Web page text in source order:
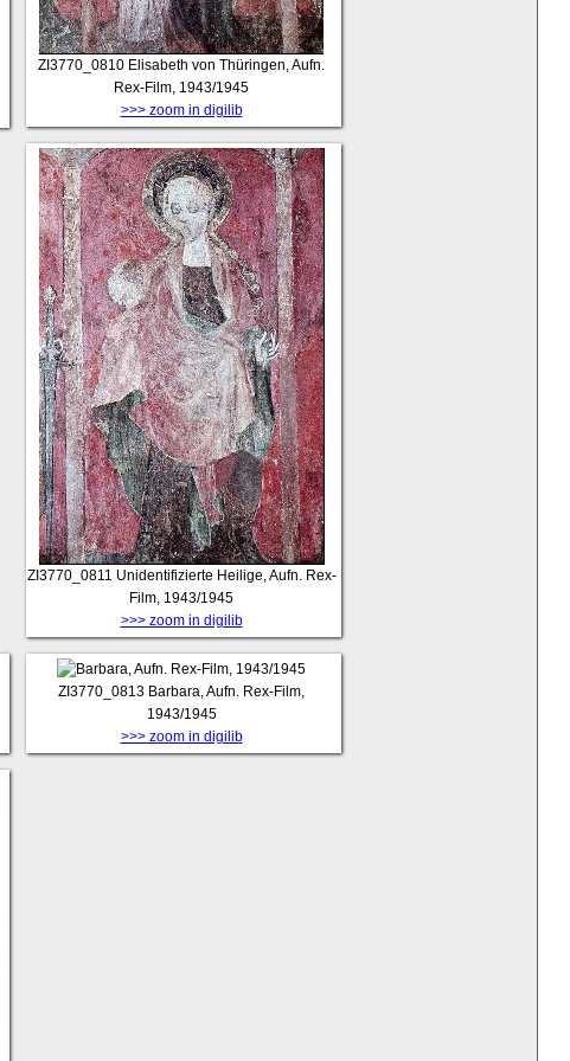
ZI3770_0810 Elisabeth von Thüringen, Aufn.
Rex-Film, 1943/1945
>>> zoom in digilib
ZI3770_0811 Unidentifizierte Heilige, Aufn. Rex-
Film, 1943/1945
>>> zoom in digilib
ZI3770_0813 Barbara, Aufn. Rex-Film,
1943/1945
>>> zoom in digilib